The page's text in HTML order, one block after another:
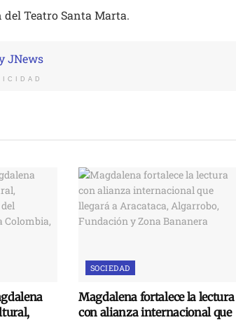
Teatro Santa Marta.
SOCIEDAD
Magdalena fortalece la lectura
con alianza internacional que